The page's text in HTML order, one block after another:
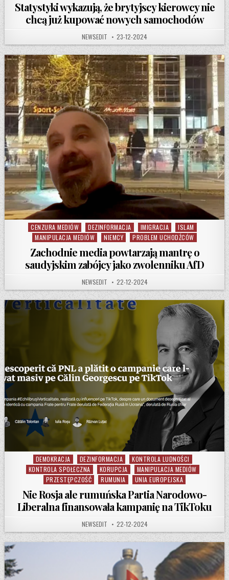
Statystyki wykazują, że brytyjscy kierowcy nie
chcą już kupować nowych samochodów
AUTHOR:
NEWSEDIT PUBLISHED DATE:
23-12-2024
Posted in
CENZURA MEDIÓW DEZINFORMACJA IMIGRACJA
ISLAM
MANIPULACJA MEDIÓW
NIEMCY PROBLEM UCHODŹCÓW
Zachodnie media powtarzają mantrę o
saudyjskim zabójcy jako zwolenniku AfD
AUTHOR:
NEWSEDIT PUBLISHED DATE:
22-12-2024
Posted in
DEMOKRACJA DEZINFORMACJA
KONTROLA LUDNOŚCI
KONTROLA SPOŁECZNA
KORUPCJA
MANIPULACJA MEDIÓW
PRZESTĘPCZOŚĆ
RUMUNIA UNIA EUROPEJSKA
Nie Rosja ale rumuńska Partia Narodowo-
Liberalna finansowała kampanię na TikToku
AUTHOR:
NEWSEDIT PUBLISHED DATE:
22-12-2024